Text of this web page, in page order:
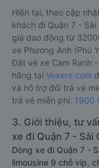
Hiện tại, theo cập
khách đi Quận 7 -
giá dao động từ
xe Phương Anh (Phú
Đặt vé xe Cam Ranh
hãng tại Vexere.com
và hỗ trợ đổi trả vé
trả vé miễn phí: 1900
3. Giới thiệu, tư
xe đi Quận 7 - Sài
Dòng xe đi Quận 7 -
limousine 9 chỗ vip,